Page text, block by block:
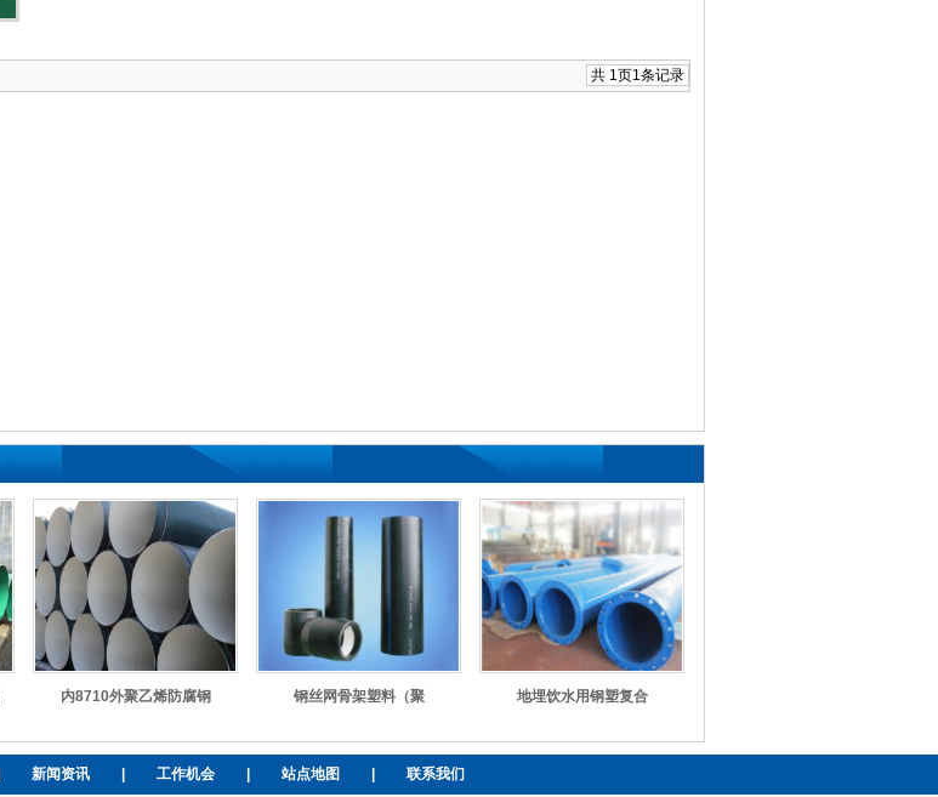
共 1页1条记录
内8710外聚乙烯防腐钢 钢丝网骨架塑料（聚 地埋饮水用钢塑复合
新闻资讯 工作机会 站点地图 联系我们